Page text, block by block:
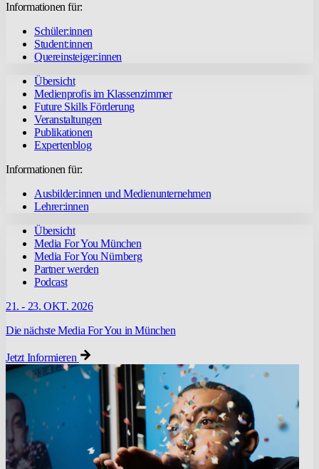
Informationen für:
Schüler:innen
Student:innen
Quereinsteiger:innen
Übersicht
Medienprofis im Klassenzimmer
Future Skills Förderung
Veranstaltungen
Publikationen
Expertenblog
Informationen für:
Ausbilder:innen und Medienunternehmen
Lehrer:innen
Übersicht
Media For You München
Media For You Nürnberg
Partner werden
Podcast
21. - 23. OKT. 2026
Die nächste Media For You in München
Jetzt Informieren